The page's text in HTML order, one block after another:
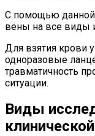
С помощью данной
вены на все виды
Для взятия крови
одноразовые
травматичность
ситуации.
Виды